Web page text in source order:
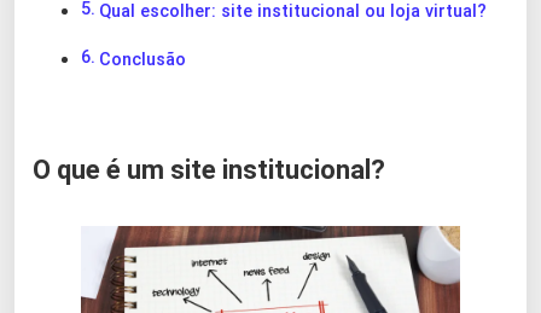
Qual escolher: site institucional ou loja virtual?
Conclusão
O que é um site institucional?